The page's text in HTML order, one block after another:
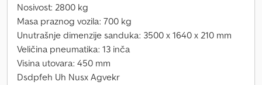
Nosivost: 2800 kg
Masa praznog vozila: 700 kg
Unutrašnje dimenzije sanduka: 3500 x 1640 x 210 mm
Veličina pneumatika: 13 inča
Visina utovara: 450 mm
Dsdpfeh Uh Nusx Agvekr